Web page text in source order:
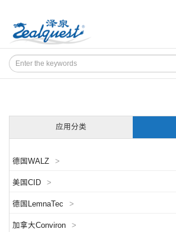
应用分类
德国WALZ >
美国CID >
德国LemnaTec >
加拿大Conviron >